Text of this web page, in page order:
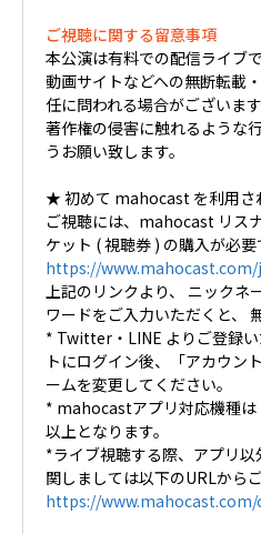
ご視聴に関する留意事項
本公演は有料での配信ライブで
動画サイトなどへの無断転載
任に問われる場合がございます
著作権の侵害に触れるような
うお願い致します。
★ 初めて mahocast を利用
ご視聴には、mahocast リス
ケット ( 視聴券 ) の購入が必要
https://
上記のリンクより、 ニックネ
ワードをご入力いただくと、
* Twitter・LINE よりご登録
トにログイン後、「アカウン
ームを変更してください。
* mahocastアプリ対応機種は
以上となります。
*ライブ視聴する際、アプリ
関しましては以下のURLから
https://